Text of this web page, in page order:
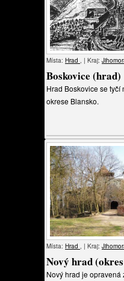
Místa: Hrad , | Kraj:
Boskovice (hrad)
Hrad Boskovice se tyčí
okrese Blansko.
Místa: Hrad , | Kraj:
Nový hrad
Nový hrad je